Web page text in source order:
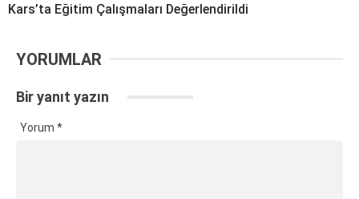
Kars’ta Eğitim Çalışmaları Değerlendirildi
YORUMLAR
Bir yanıt yazın
Yorum *